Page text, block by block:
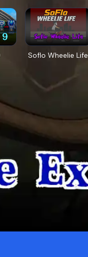
Soflo Wheelie Life